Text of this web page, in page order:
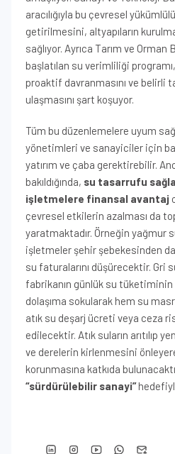
aracılığıyla bu çevresel
getirilmesini, altyapıların
sağlıyor. Ayrıca Tarım ve Orman
başlatılan su verimliliği
proaktif davranmasını ve belirli
ulaşmasını şart koşuyor.
Tüm bu düzenlemelere uyum
yönetimleri ve sanayiciler için
yatırım ve çaba gerektirebilir.
bakıldığında, su tasarrufu
işletmelere finansal avantaj
çevresel etkilerin azalması da
yaratmaktadır. Örneğin yağmur
işletmeler şehir şebekesinden
su faturalarını düşürecektir. Gri
fabrikanın günlük su
dolaşıma sokularak hem su
atık su deşarj ücreti veya ceza
edilecektir. Atık suların arıtılıp
ve derelerin kirlenmesini
korunmasına katkıda
“sürdürülebilir sanayi”